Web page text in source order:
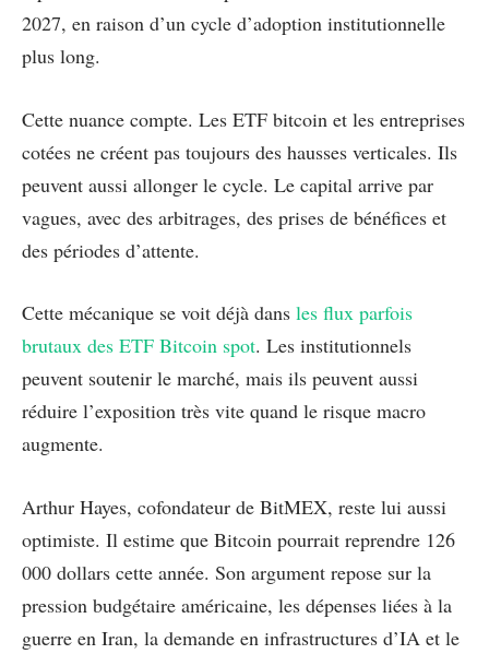
2027, en raison d’un cycle d’adoption institutionnelle
plus long.
Cette nuance compte. Les ETF bitcoin et les entreprises
cotées ne créent pas toujours des hausses verticales. Ils
peuvent aussi allonger le cycle. Le capital arrive par
vagues, avec des arbitrages, des prises de bénéfices et
des périodes d’attente.
Cette mécanique se voit déjà dans les flux parfois
brutaux des ETF Bitcoin spot. Les institutionnels
peuvent soutenir le marché, mais ils peuvent aussi
réduire l’exposition très vite quand le risque macro
augmente.
Arthur Hayes, cofondateur de BitMEX, reste lui aussi
optimiste. Il estime que Bitcoin pourrait reprendre 126
000 dollars cette année. Son argument repose sur la
pression budgétaire américaine, les dépenses liées à la
guerre en Iran, la demande en infrastructures d’IA et le